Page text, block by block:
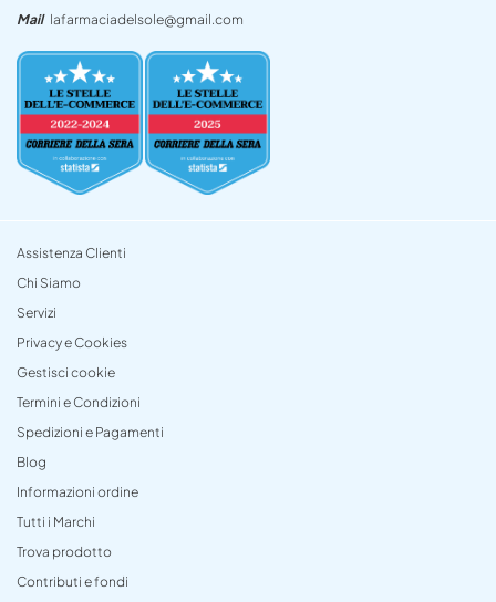
Mail lafarmaciadelsole@gmail.com
Assistenza Clienti
Chi Siamo
Servizi
Privacy e Cookies
Gestisci cookie
Termini e Condizioni
Spedizioni e Pagamenti
Blog
Informazioni ordine
Tutti i Marchi
Trova prodotto
Contributi e fondi